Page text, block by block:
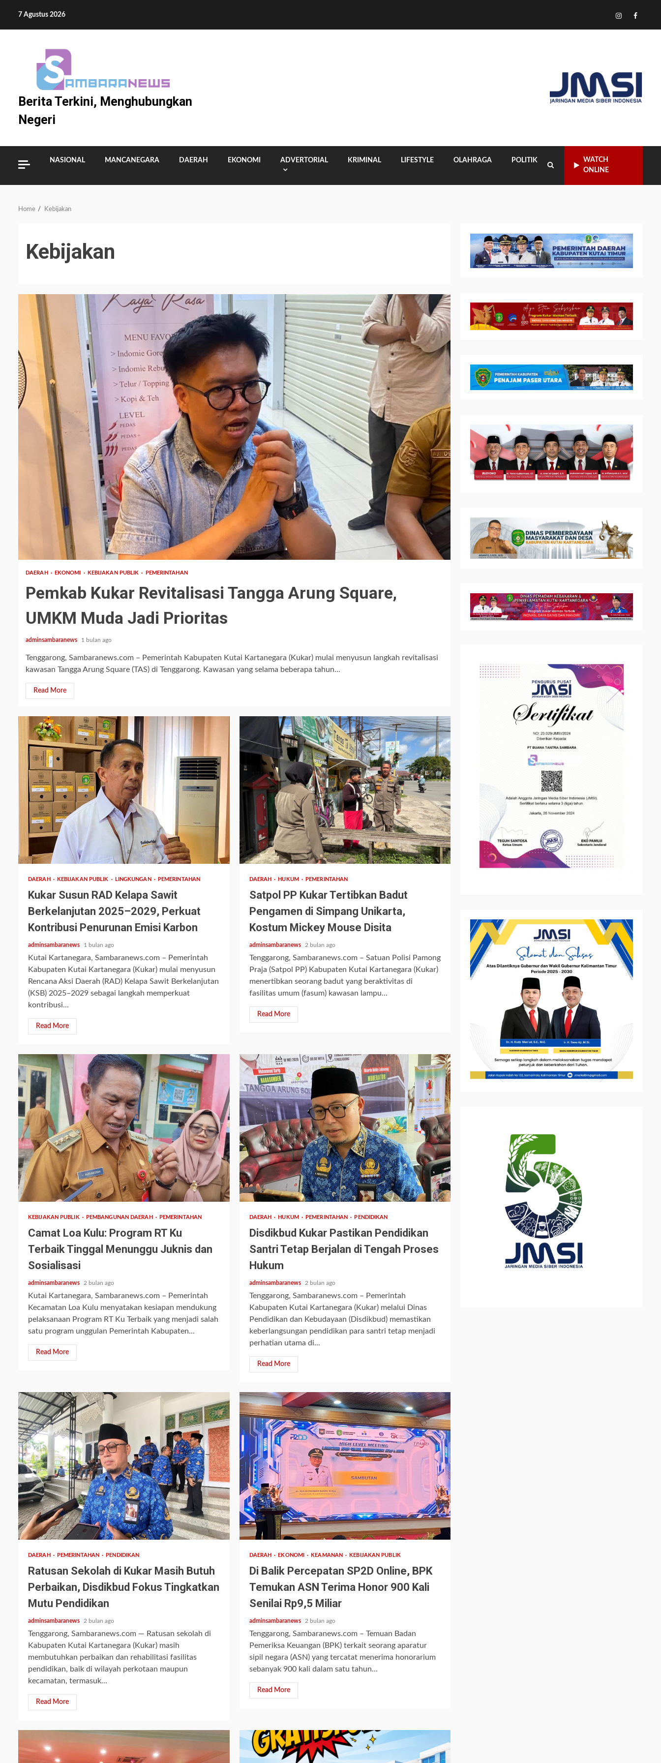
content
7 Agustus 2026 Tiktok
Instagram
Berita Terkini, Menghubungkan
Negeri
NASIONAL MANCANEGARA DAERAH EKONOMI ADVERTORIAL KRIMINAL LIFESTYLE OLAHRAGA POLITIK
WATCH
ONLINE
Home Kebijakan
Kebijakan
DAERAH EKONOMI KEBIJAKAN PUBLIK PEMERINTAHAN
Pemkab Kukar Revitalisasi Tangga Arung Square,
UMKM Muda Jadi Prioritas
adminsambaranews 1 bulan ago
Tenggarong, Sambaranews.com – Pemerintah Kabupaten Kutai Kartanegara (Kukar) mulai menyusun langkah revitalisasi
kawasan Tangga Arung Square (TAS) di Tenggarong. Kawasan yang selama beberapa tahun...
Read More
3 min read
DAERAH KEBIJAKAN PUBLIK LINGKUNGAN PEMERINTAHAN
Kukar Susun RAD Kelapa Sawit
Berkelanjutan 2025–2029, Perkuat
Kontribusi Penurunan Emisi Karbon
adminsambaranews 1 bulan ago
Kutai Kartanegara, Sambaranews.com – Pemerintah
Kabupaten Kutai Kartanegara (Kukar) mulai menyusun
Rencana Aksi Daerah (RAD) Kelapa Sawit Berkelanjutan
(KSB) 2025–2029 sebagai langkah memperkuat
kontribusi...
Read More
2 min read
DAERAH HUKUM PEMERINTAHAN
Satpol PP Kukar Tertibkan Badut
Pengamen di Simpang Unikarta,
Kostum Mickey Mouse Disita
adminsambaranews 2 bulan ago
Tenggarong, Sambaranews.com – Satuan Polisi Pamong
Praja (Satpol PP) Kabupaten Kutai Kartanegara (Kukar)
menertibkan seorang badut yang beraktivitas di
fasilitas umum (fasum) kawasan lampu...
Read More
2 min read
KEBIJAKAN PUBLIK PEMBANGUNAN DAERAH PEMERINTAHAN
Camat Loa Kulu: Program RT Ku
Terbaik Tinggal Menunggu Juknis dan
Sosialisasi
adminsambaranews 2 bulan ago
Kutai Kartanegara, Sambaranews.com – Pemerintah
Kecamatan Loa Kulu menyatakan kesiapan mendukung
pelaksanaan Program RT Ku Terbaik yang menjadi salah
satu program unggulan Pemerintah Kabupaten...
Read More
2 min read
DAERAH HUKUM PEMERINTAHAN PENDIDIKAN
Disdikbud Kukar Pastikan Pendidikan
Santri Tetap Berjalan di Tengah Proses
Hukum
adminsambaranews 2 bulan ago
Tenggarong, Sambaranews.com – Pemerintah
Kabupaten Kutai Kartanegara (Kukar) melalui Dinas
Pendidikan dan Kebudayaan (Disdikbud) memastikan
keberlangsungan pendidikan para santri tetap menjadi
perhatian utama di...
Read More
2 min read
DAERAH PEMERINTAHAN PENDIDIKAN
Ratusan Sekolah di Kukar Masih Butuh
Perbaikan, Disdikbud Fokus Tingkatkan
Mutu Pendidikan
adminsambaranews 2 bulan ago
Tenggarong, Sambaranews.com — Ratusan sekolah di
Kabupaten Kutai Kartanegara (Kukar) masih
membutuhkan perbaikan dan rehabilitasi fasilitas
pendidikan, baik di wilayah perkotaan maupun
kecamatan, termasuk...
Read More
2 min read
DAERAH EKONOMI KEAMANAN KEBIJAKAN PUBLIK
Di Balik Percepatan SP2D Online, BPK
Temukan ASN Terima Honor 900 Kali
Senilai Rp9,5 Miliar
adminsambaranews 2 bulan ago
Tenggarong, Sambaranews.com – Temuan Badan
Pemeriksa Keuangan (BPK) terkait seorang aparatur
sipil negara (ASN) yang tercatat menerima honorarium
sebanyak 900 kali dalam satu tahun...
Read More